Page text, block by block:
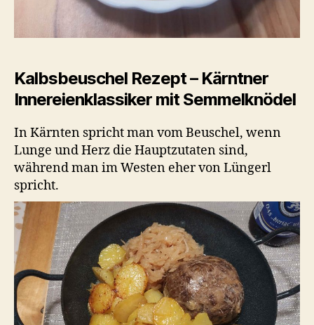
Kalbsbeuschel Rezept – Kärntner
Innereienklassiker mit Semmelknödel
In Kärnten spricht man vom Beuschel, wenn
Lunge und Herz die Hauptzutaten sind,
während man im Westen eher von Lüngerl
spricht.